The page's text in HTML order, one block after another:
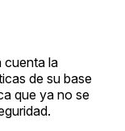
cuenta la
de su base
que ya no se